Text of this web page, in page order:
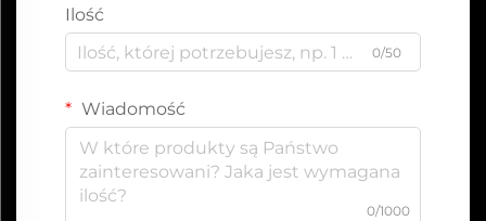
Ilość
0/50
Wiadomość
0/1000